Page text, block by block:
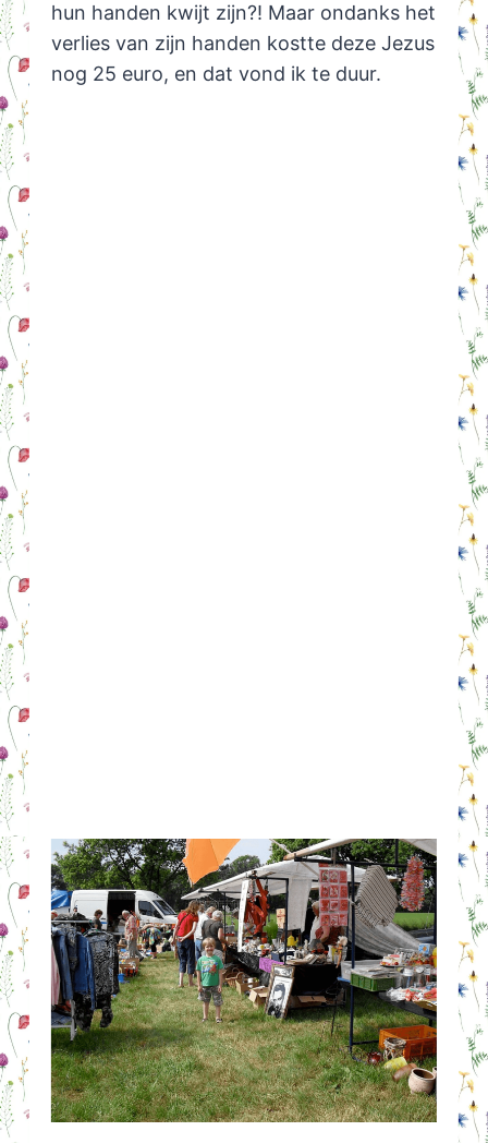
hun handen kwijt zijn?! Maar ondanks het
verlies van zijn handen kostte deze Jezus
nog 25 euro, en dat vond ik te duur.